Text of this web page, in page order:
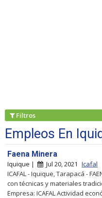
Filtros
Empleos En
Faena Minera
Iquique | Jul 20, 2021 Icafal
ICAFAL - Iquique, Tarapacá -
con técnicas y materiales
Empresa: ICAFAL Actividad